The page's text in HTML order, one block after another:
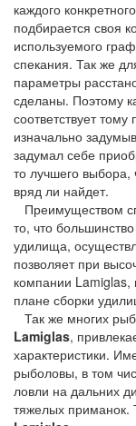
каждого
подбирается своя
используемого
спекания. Так же
параметры
сделаны. Поэтому
соответствует
изначально
задумал себе
то лучшего
вряд ли найдет.
Преимуществом
то, что
удилища,
позволяет при
компании Lamiglas,
плане сборки
Так же многих
Lamiglas,
характеристики.
рыболовы, в том
ловли на дальних
тяжелых приманок.